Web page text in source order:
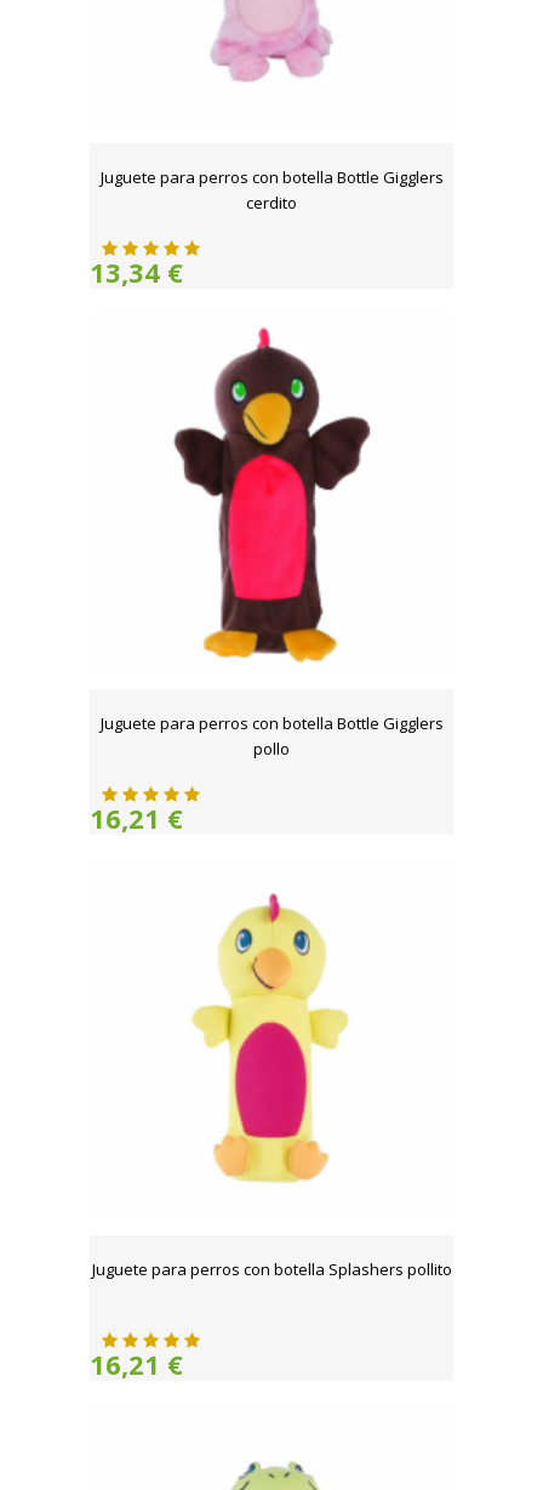
Juguete para perros con botella Bottle Gigglers
cerdito
13,34 €
Juguete para perros con botella Bottle Gigglers
pollo
16,21 €
Juguete para perros con botella Splashers pollito
16,21 €